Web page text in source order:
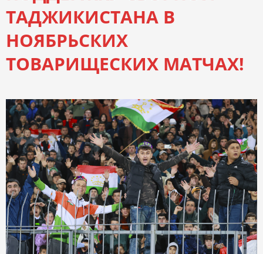
ТАДЖИКИСТАНА В
НОЯБРЬСКИХ
ТОВАРИЩЕСКИХ МАТЧАХ!